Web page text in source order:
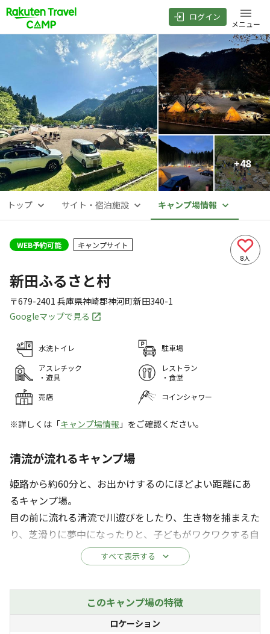
ログイン
メニュー
+48
トップ サイト・宿泊施設 キャンプ場情報
WEB予約可能 キャンプサイト
8人
新田ふるさと村
〒679-2401 兵庫県神崎郡神河町新田340-1
Googleマップで見る
水洗トイレ
駐車場
アスレチック
・遊具
レストラン
・食堂
売店
コインシャワー
※詳しくは「キャンプ場情報 」をご確認ください。
清流が流れるキャンプ場
姫路から約60分と、お出かけするのにほどよい距離にあ
るキャンプ場。
目の前に流れる清流で川遊びをしたり、生き物を捕まえた
り、芝滑りに夢中になったりと、子どもがワクワクする自
しめる施設やサイトがあり、様々なキャンプスタイルを楽
すべて表示する
このキャンプ場の特徴
ロケーション